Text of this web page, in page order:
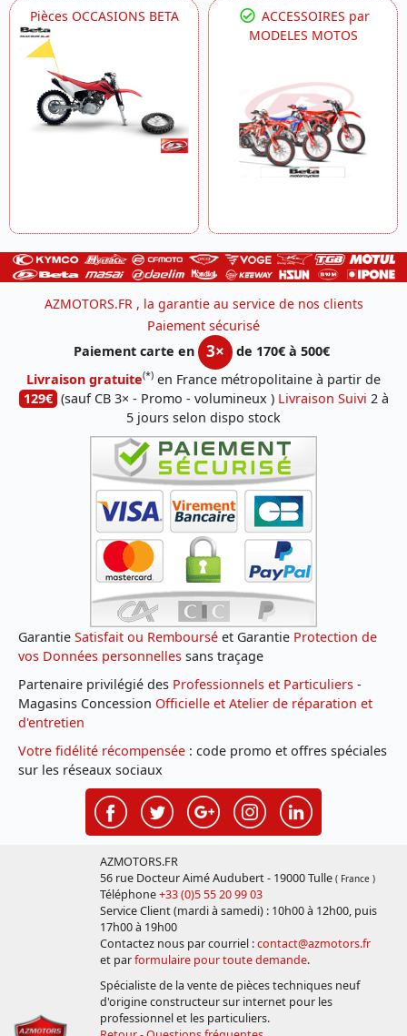
Pièces OCCASIONS BETA
ACCESSOIRES par
MODELES MOTOS
AZMOTORS.FR , la garantie au service de nos clients
Paiement sécurisé
Paiement carte en
3×
de 170€ à 500€
Livraison gratuite(*) en France métropolitaine à partir de
129€ (sauf CB 3× - Promo - volumineux ) Livraison Suivi 2 à
5 jours selon dispo stock
Garantie Satisfait ou Remboursé et Garantie Protection de
vos Données personnelles sans traçage
Partenaire privilégié des Professionnels et Particuliers -
Magasins Concession Officielle et Atelier de réparation et
d'entretien
Votre fidélité récompensée : code promo et offres spéciales
sur les réseaux sociaux
AZMOTORS.FR
56 rue Docteur Aimé Audubert - 19000 Tulle ( France )
Téléphone+33 (0)5 55 20 99 03
Service Client (mardi à samedi) : 10h00 à 12h00, puis
17h00 à 19h00
Contactez nous par courriel :contact@azmotors.fr
et parformulaire pour toute demande.
Spécialiste de la vente de pièces techniques neuf
d'origine constructeur sur internet pour les
professionnel et les particuliers.